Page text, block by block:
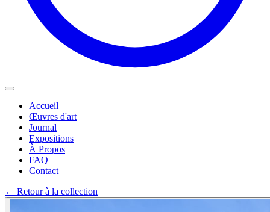
Accueil
Œuvres d'art
Journal
Expositions
À Propos
FAQ
Contact
← Retour à la collection